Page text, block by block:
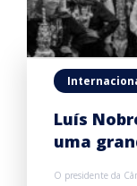
Luís
uma
O presidente da